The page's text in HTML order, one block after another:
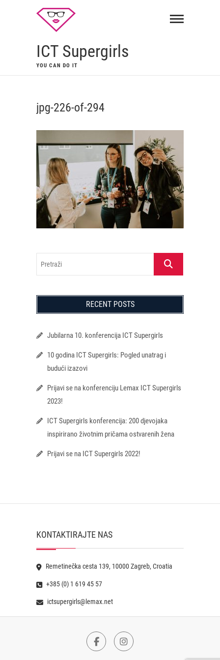
ICT Supergirls
YOU CAN DO IT
jpg-226-of-294
Pretraži
RECENT POSTS
Jubilarna 10. konferencija ICT Supergirls
10 godina ICT Supergirls: Pogled unatrag i
budući izazovi
Prijavi se na konferenciju Lemax ICT Supergirls
2023!
ICT Supergirls konferencija: 200 djevojaka
inspirirano životnim pričama ostvarenih žena
Prijavi se na ICT Supergirls 2022!
KONTAKTIRAJTE NAS
Remetinečka cesta 139, 10000 Zagreb, Croatia
+385 (0) 1 619 45 57
ictsupergirls@lemax.net
FacebookInstagram